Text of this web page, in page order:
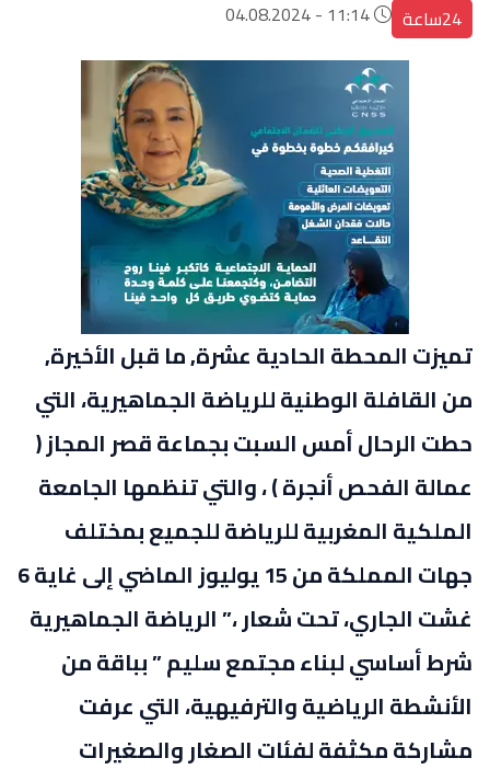
24ساعة
تميزت المحطة الحادية عشرة, ما قبل الأخيرة,
من القافلة الوطنية للرياضة الجماهيرية، التي
حطت الرحال أمس السبت بجماعة قصر المجاز (
عمالة الفحص أنجرة ) ، والتي تنظمها الجامعة
الملكية المغربية للرياضة للجميع بمختلف
جهات المملكة من 15 يوليوز الماضي إلى غاية 6
غشت الجاري، تحت شعار ،” الرياضة الجماهيرية
شرط أساسي لبناء مجتمع سليم ” بباقة من
الأنشطة الرياضية والترفيهية، التي عرفت
مشاركة مكثفة لفئات الصغار والصغيرات